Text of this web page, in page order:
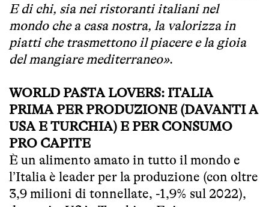
E di chi, sia nei ristoranti italiani nel
mondo che a casa nostra, la valorizza in
piatti che trasmettono il piacere e la gioia
del mangiare mediterraneo».
WORLD PASTA LOVERS: ITALIA
PRIMA PER PRODUZIONE (DAVANTI A
USA E TURCHIA) E PER CONSUMO
PRO CAPITE
È un alimento amato in tutto il mondo e
l’Italia è leader per la produzione (con oltre
3,9 milioni di tonnellate, -1,9% sul 2022),